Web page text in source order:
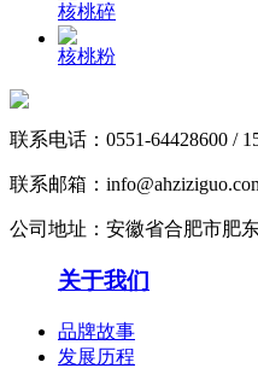
核桃碎
核桃粉
联系电话：0551-64428600 /
联系邮箱：
公司地址：安徽省合肥市肥
关于我们
品牌故事
发展历程